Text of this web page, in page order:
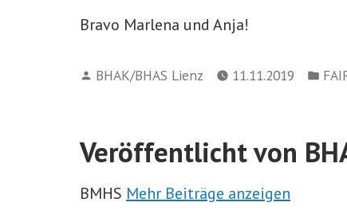
Bravo Marlena und Anja!
Verfasst
BHAK/BHAS Lienz 11.11.2019
Veröffentlicht von
BMHS Mehr Beiträge anzeigen